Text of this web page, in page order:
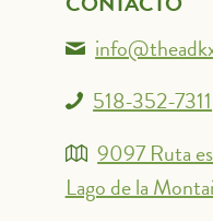
518-352-7311
9097 Ruta
Lago de la